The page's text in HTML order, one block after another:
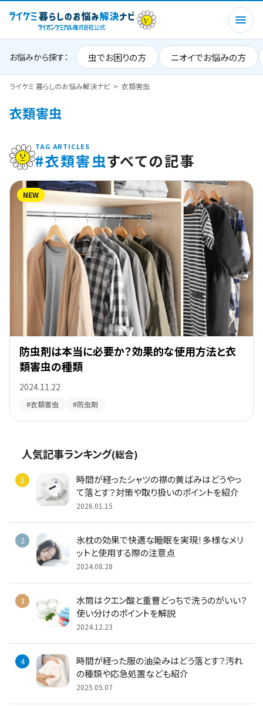
お悩みから探す： 虫でお困りの方 ニオイでお悩みの方
ライケミ 暮らしのお悩み解決ナビ 衣類害虫
衣類害虫
TAG ARTICLES
#衣類害虫すべての記事
NEW
2024.11.22
防虫剤は本当に必要か？効果的な使用方法と衣
類害虫の種類
#衣類害虫 #防虫剤
人気記事ランキング(総合)
時間が経ったシャツの襟の黄ばみはどうやっ
て落とす？対策や取り扱いのポイントを紹介
2026.01.15
氷枕の効果で快適な睡眠を実現！多様なメリ
ットと使用する際の注意点
2024.08.28
水筒はクエン酸と重曹どっちで洗うのがいい？
使い分けのポイントを解説
2024.12.23
時間が経った服の油染みはどう落とす？汚れ
の種類や応急処置なども紹介
2025.05.07